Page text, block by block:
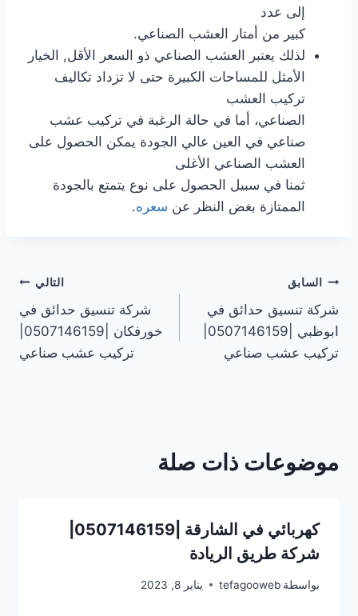
إلى عدد
كبير من أمتار العشب الصناعي.
لذلك يعتبر العشب الصناعي ذو السعر الأقل, الخيار
الأمثل للمساحات الكبيرة حتى لا تزداد تكاليف
تركيب العشب
الصناعي، أما في حالة الرغبة في تركيب عشب
صناعي في العين عالي الجودة يمكن الحصول على
العشب الصناعي الأغلى
ثمنا في سبيل الحصول على نوع يتمتع بالجودة
الممتازة بغض النظر عن سعره.
تصفّح
المقالات
السابق
شركة تنسيق حدائق في
تركيب عشب صناعي
التالي
شركة تنسيق حدائق في
تركيب عشب صناعي
موضوعات ذات صلة
شركة طريق الريادة
بواسطة tefagooweb يناير 8, 2023